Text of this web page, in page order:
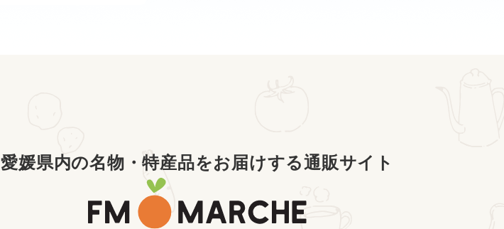
愛媛県内の名物・特産品をお届けする通販サイト